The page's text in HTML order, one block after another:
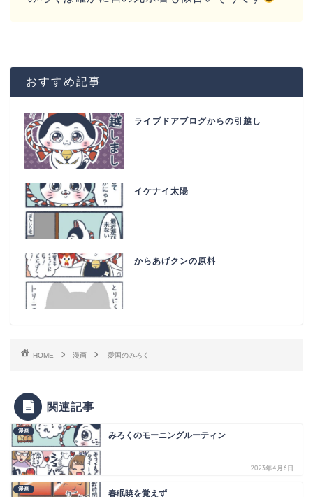
おすすめ記事
ライブドアブログからの引越し
イケナイ太陽
からあげクンの原料
HOME 漫画 愛国のみろく
関連記事
漫画 みろくのモーニングルーティン
2023年4月6日
漫画 春眠暁を覚えず